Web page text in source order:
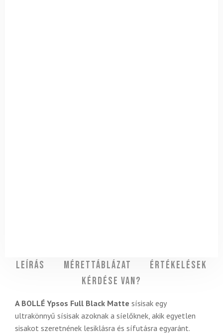
Leírás Mérettáblázat
Értékelések
Kérdése van?
A BOLLÉ Ypsos Full Black Matte sísisak egy
ultrakönnyű sísisak azoknak a síelőknek, akik egyetlen
sisakot szeretnének lesiklásra és sífutásra egyaránt.